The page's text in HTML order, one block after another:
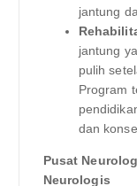
jantung
jantung
pulih
Program
dan
Pusat
Neurologis